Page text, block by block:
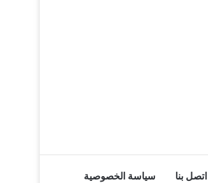
اتصل بنا سياسة الخصوصية